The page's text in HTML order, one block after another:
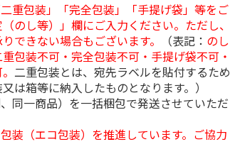
重包装」「完全包装」「手提げ袋」等をご
のし等）」欄にご入力ください。ただし、
できない場合もございます。
（表記： のし
包装不可・完全包装不可・手提げ袋不可・
二重包装とは、宛先ラベルを貼付するため
は箱等に納入したものとなります。）
同一商品）を一括梱包で発送させていただ
装（エコ包装）を推進しています。ご協力